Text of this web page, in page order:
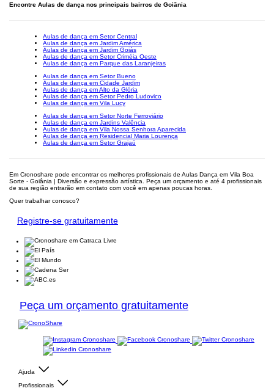
Encontre Aulas de dança nos principais bairros de Goiânia
Aulas de dança em Setor Central
Aulas de dança em Jardim América
Aulas de dança em Jardim Goiás
Aulas de dança em Setor Criméia Oeste
Aulas de dança em Parque das Laranjeiras
Aulas de dança em Setor Bueno
Aulas de dança em Cidade Jardim
Aulas de dança em Alto da Glória
Aulas de dança em Setor Pedro Ludovico
Aulas de dança em Vila Lucy
Aulas de dança em Setor Norte Ferroviário
Aulas de dança em Jardins Valência
Aulas de dança em Vila Nossa Senhora Aparecida
Aulas de dança em Residencial Maria Lourença
Aulas de dança em Setor Grajaú
Em Cronoshare pode encontrar os melhores profissionais de Aulas Dança em Vila Boa
Sorte - Goiânia | Diversão e expressão artística. Peça um orçamento e até 4 profissionais
de sua região entrarão em contato com você em apenas poucas horas.
Quer trabalhar conosco?
Registre-se gratuitamente
Peça um orçamento gratuitamente
Ajuda
Profissionais